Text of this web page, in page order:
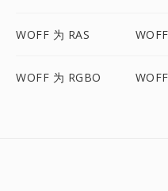
WOFF 为 RAS
WOFF 为 RGBO